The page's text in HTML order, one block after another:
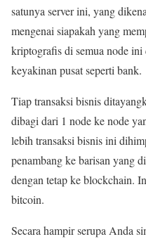
satunya server ini, yang
mengenai siapakah yang
kriptografis di semua node
keyakinan pusat seperti bank.
Tiap transaksi bisnis
dibagi dari 1 node ke node
lebih transaksi bisnis ini
penambang ke barisan yang
dengan tetap ke blockchain.
bitcoin.
Secara hampir serupa Anda